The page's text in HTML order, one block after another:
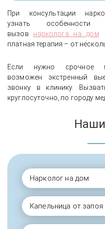
При консультации
узнать
вызов нарколога на дом
платная терапия – от
Если нужно срочное
возможен экстренный
звонку в клинику.
круглосуточно, по городу
Наши
Нарколог на дом
Капельница от запоя